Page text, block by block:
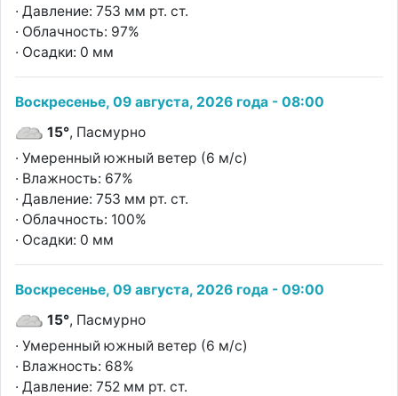
· Давление: 753 мм рт. ст.
· Облачность: 97%
· Осадки: 0 мм
Воскресенье, 09 августа, 2026 года - 08:00
15°, Пасмурно
· Умеренный южный ветер (6 м/с)
· Влажность: 67%
· Давление: 753 мм рт. ст.
· Облачность: 100%
· Осадки: 0 мм
Воскресенье, 09 августа, 2026 года - 09:00
15°, Пасмурно
· Умеренный южный ветер (6 м/с)
· Влажность: 68%
· Давление: 752 мм рт. ст.